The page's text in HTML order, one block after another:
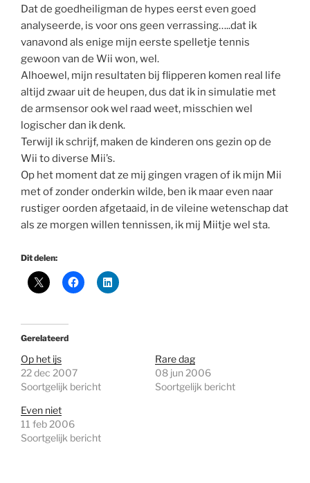
Dat de goedheiligman de hypes eerst even goed
analyseerde, is voor ons geen verrassing…..dat ik
vanavond als enige mijn eerste spelletje tennis
gewoon van de Wii won, wel.
Alhoewel, mijn resultaten bij flipperen komen real life
altijd zwaar uit de heupen, dus dat ik in simulatie met
de armsensor ook wel raad weet, misschien wel
logischer dan ik denk.
Terwijl ik schrijf, maken de kinderen ons gezin op de
Wii to diverse Mii’s.
Op het moment dat ze mij gingen vragen of ik mijn Mii
met of zonder onderkin wilde, ben ik maar even naar
rustiger oorden afgetaaid, in de vileine wetenschap dat
als ze morgen willen tennissen, ik mij Miitje wel sta.
Dit delen:
Gerelateerd
Op het ijs
22 dec 2007
Soortgelijk bericht
Rare dag
08 jun 2006
Soortgelijk bericht
Even niet
11 feb 2006
Soortgelijk bericht